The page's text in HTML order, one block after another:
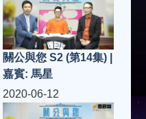
關公與您 S2 (第14集) |
嘉賓: 馬星
2020-06-12